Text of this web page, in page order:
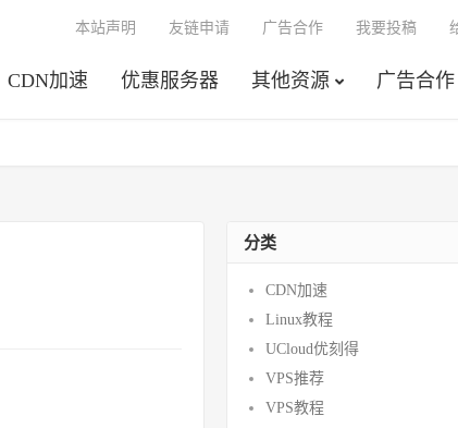
CDN加速 优惠服务器 其他资源 广告合作
本站声明 友链申请 广告合作 我要投稿
分类
CDN加速
Linux教程
UCloud优刻得
VPS推荐
VPS教程